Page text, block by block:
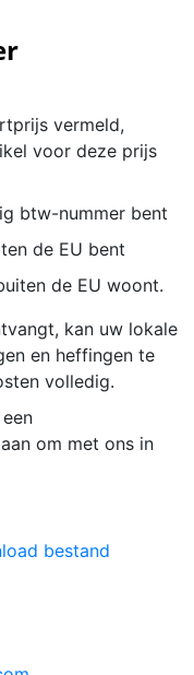
vermeld,
voor deze prijs
btw-nummer bent
de EU bent
de EU woont.
kan uw lokale
en heffingen te
volledig.
om met ons in
bestand